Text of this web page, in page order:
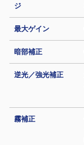
ジ
最大ゲイン
暗部補正
逆光／強光補正
霧補正